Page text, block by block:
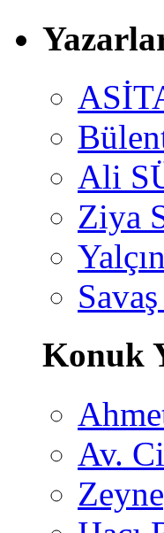
Ali
Ziya
Konuk
Av.